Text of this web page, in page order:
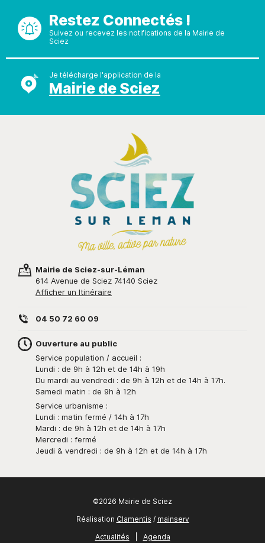
Restez Connectés !
Suivez ou recevez les notifications de la Mairie de
Sciez
Je télécharge l'application de la
Mairie de Sciez
Mairie de Sciez-sur-Léman
614 Avenue de Sciez 74140 Sciez
Afficher un Itinéraire
04 50 72 60 09
Ouverture au public
Service population / accueil :
Lundi : de 9h à 12h et de 14h à 19h
Du mardi au vendredi : de 9h à 12h et de 14h à 17h.
Samedi matin : de 9h à 12h
Service urbanisme :
Lundi : matin fermé / 14h à 17h
Mardi : de 9h à 12h et de 14h à 17h
Mercredi : fermé
Jeudi & vendredi : de 9h à 12h et de 14h à 17h
©2026 Mairie de Sciez
Réalisation Clamentis / mainserv
Actualités
Agenda